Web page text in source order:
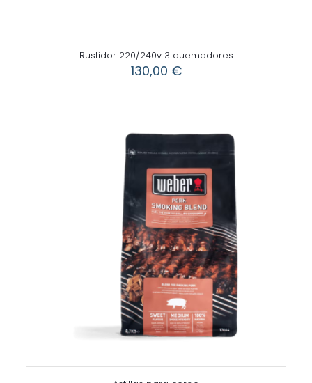
Rustidor 220/240v 3 quemadores
130,00 €